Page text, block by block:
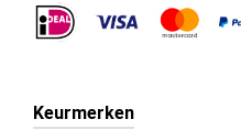
Keurmerken